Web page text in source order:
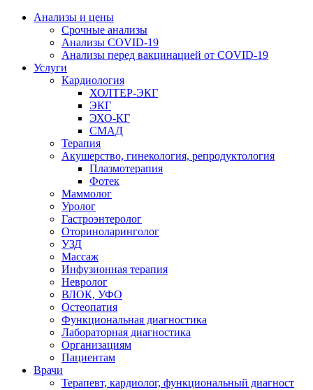
Анализы и цены
Срочные анализы
Анализы COVID-19
Анализы перед вакцинацией от COVID-19
Услуги
Кардиология
ХОЛТЕР-ЭКГ
ЭКГ
ЭХО-КГ
СМАД
Терапия
Акушерство, гинекология, репродуктология
Плазмотерапия
Фотек
Маммолог
Уролог
Гастроэнтеролог
Оториноларинголог
УЗД
Массаж
Инфузионная терапия
Невролог
ВЛОК, УФО
Остеопатия
Функциональная диагностика
Лабораторная диагностика
Организациям
Пациентам
Врачи
Терапевт, кардиолог, функциональный диагност